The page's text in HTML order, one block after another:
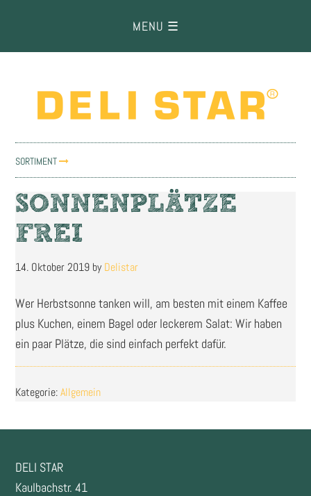
springen
springen
springen
SORTIMENT
SONNENPLÄTZE
FREI
14. Oktober 2019 byDelistar
Wer Herbstsonne tanken will, am besten mit einem Kaffee
plus Kuchen, einem Bagel oder leckerem Salat: Wir haben
ein paar Plätze, die sind einfach perfekt dafür.
Kategorie:Allgemein
FOOTER
DELI STAR
Kaulbachstr. 41